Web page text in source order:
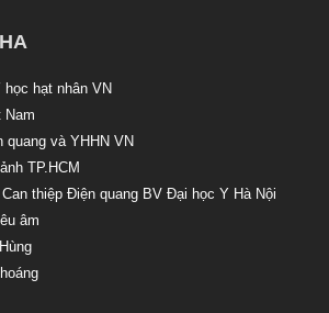
hạt nhân VN
Nam
quang và YHHN VN
TP.HCM
thiệp Điện quang BV Đại học Y Hà Nội
âm